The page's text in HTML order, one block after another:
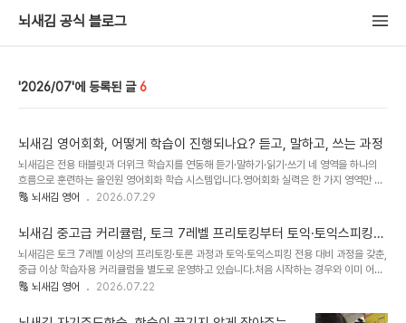
뇌새김 공식 블로그
2026/07 6
뇌새김 영어회화, 어떻게 학습이 진행되나요? 듣고, 말하고, 쓰는 과정
뇌새김은 전용 태블릿과 더위크 학습지를 연동해 듣기·말하기·읽기·쓰기 네 영역을 하나의
흐름으로 훈련하는 올인원 영어회화 학습 시스템입니다.영어회화 실력은 한 가지 영역만 끌
어올려서 완성되지 않습니다. 들은 표현을 소리 내어 말해 보고, 그 문장을 눈으로 읽고 손으
로 끝내지 않고 종이 학습지를 함께 두는 이유입니다. 이 글에서는 두 가지가 각각 어떤 역할
을 맡는지, 그리고 어떤 순서로 이어져 영어회화로 연결되는지를 정리했습니다.📑 목차1. 뇌
새김 영어회화는 어떤 방식으로 학습하나요?2. 태블릿과 학습지, 왜 두 가지를 함께 쓰나요?
3. 듣기는 어떻게 훈련하나요?4. 말하기는 어떻게 훈련하나요?5. 읽기(어휘·독해)는..
🔠 뇌새김 영어 2026.07.29
뇌새김 중고급 커리큘럼, 토크 7레벨 프리토킹부터 토익·토익스피킹까
지
뇌새김은 토크 7레벨 이상의 프리토킹·토론 과정과 토익·토익스피킹 전용 대비 과정을 갖춘,
중급 이상 학습자용 커리큘럼을 별도로 운영하고 있습니다.처음 시작하는 경우와 이미 어느
정도 하는 상태에서 한 단계 올리는 경우는 설계가 다릅니다. 후자는 표현을 늘리기보다 쓰
리했습니다.📑 목차1. 어디서부터 시작하나요?2. 중고급에 이미지 연상·반복이 유리한 이유
🔠 뇌새김 영어 2026.07.22